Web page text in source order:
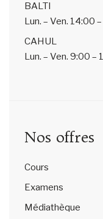
BALTI
Lun. – Ven. 14:00
CAHUL
Lun. – Ven. 9:00 –
Nos offres
Cours
Examens
Médiathèque